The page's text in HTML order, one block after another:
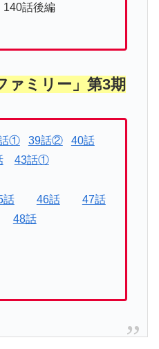
話後編
ァミリー」第3期
① 39話②
40話
43話①
話 46話
47話
48話